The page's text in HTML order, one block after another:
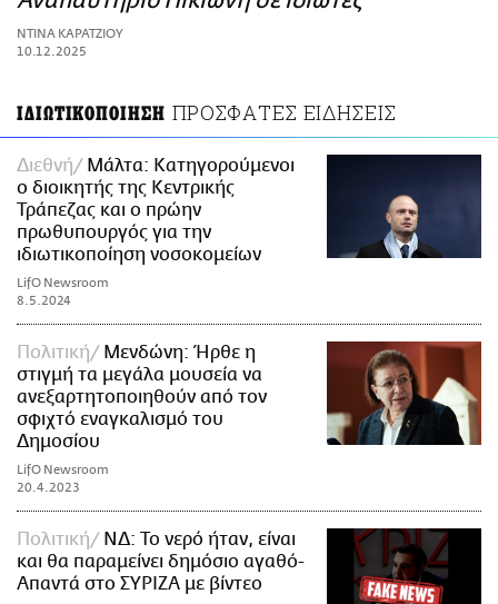
ΑΜΠΑ
PRINT
ΝΤΙΝΑ ΚΑΡΑΤΖΙΟΥ
10.12.2025
ΙΔΙΩΤΙΚΟΠΟΙΗΣΗ ΠΡΟΣΦΑΤΕΣ ΕΙΔΗΣΕΙΣ
Διεθνή
Μάλτα: Κατηγορούμενοι
ο διοικητής της Κεντρικής
Τράπεζας και ο πρώην
πρωθυπουργός για την
ιδιωτικοποίηση νοσοκομείων
LifO Newsroom
8.5.2024
Πολιτική
Μενδώνη: Ήρθε η
στιγμή τα μεγάλα μουσεία να
ανεξαρτητοποιηθούν από τον
σφιχτό εναγκαλισμό του
Δημοσίου
LifO Newsroom
20.4.2023
Πολιτική
ΝΔ: Το νερό ήταν, είναι
και θα παραμείνει δημόσιο αγαθό-
Απαντά στο ΣΥΡΙΖΑ με βίντεο